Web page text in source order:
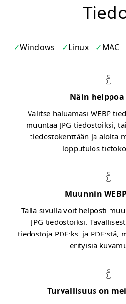
Windows Linux MAC
Näin helppoa
Valitse haluamasi WEBP
muuntaa JPG tiedostoiksi,
tiedostokenttään ja aloita
lopputulos
Muunnin
Tällä sivulla voit helposti
JPG tiedostoiksi.
tiedostoja PDF:ksi ja PDF:stä,
erityisiä
Turvallisuus on